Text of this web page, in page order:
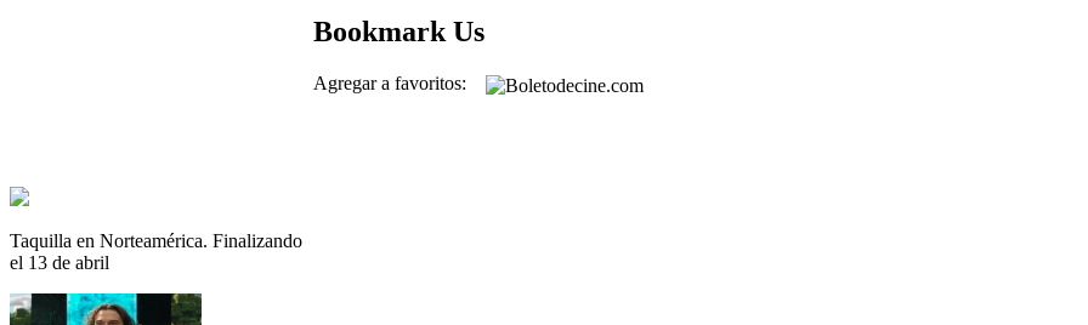
Taquilla en Norteamérica. Finalizando
el 13 de abril
Bookmark Us
Agregar a favoritos: